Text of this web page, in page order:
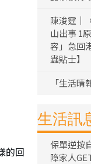
的回
陳浚霆｜
山出事 1
容」急回
蟲貼士】
「生活晴
生活訊
保單逆按
障家人